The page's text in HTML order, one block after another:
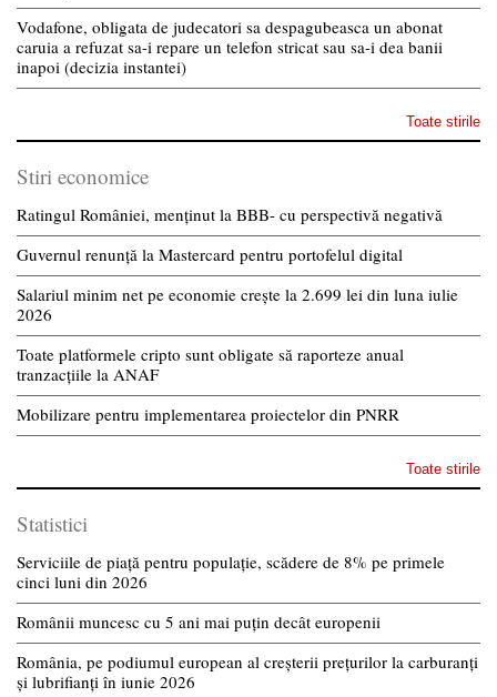
Vodafone, obligata de judecatori sa despagubeasca un abonat
caruia a refuzat sa-i repare un telefon stricat sau sa-i dea banii
inapoi (decizia instantei)
Toate stirile
Stiri economice
Ratingul României, menținut la BBB- cu perspectivă negativă
Guvernul renunță la Mastercard pentru portofelul digital
Salariul minim net pe economie crește la 2.699 lei din luna iulie
2026
Toate platformele cripto sunt obligate să raporteze anual
tranzacțiile la ANAF
Mobilizare pentru implementarea proiectelor din PNRR
Toate stirile
Statistici
Serviciile de piață pentru populație, scădere de 8% pe primele
cinci luni din 2026
Românii muncesc cu 5 ani mai puțin decât europenii
România, pe podiumul european al creșterii prețurilor la carburanți
și lubrifianți în iunie 2026